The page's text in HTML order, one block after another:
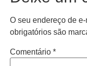
O seu endereço de
obrigatórios são
Comentário *